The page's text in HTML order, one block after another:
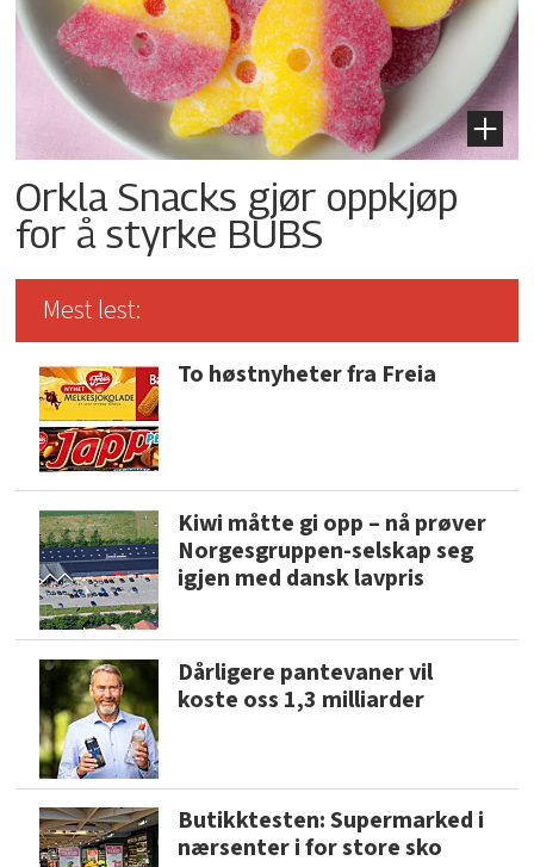
Orkla Snacks gjør oppkjøp
for å styrke BUBS
Mest lest:
To høstnyheter fra Freia
Kiwi måtte gi opp – nå prøver
Norgesgruppen-selskap seg
igjen med dansk lavpris
Dårligere pantevaner vil
koste oss 1,3 milliarder
Butikktesten: Supermarked i
nærsenter i for store sko